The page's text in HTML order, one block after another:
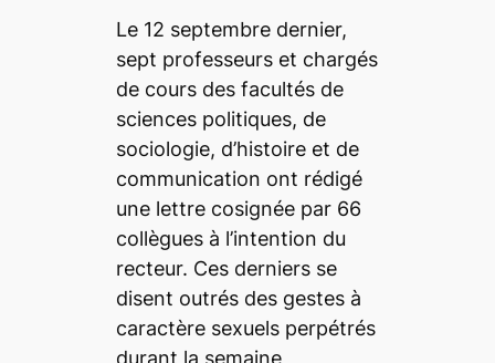
Le 12 septembre dernier,
sept professeurs et chargés
de cours des facultés de
sciences politiques, de
sociologie, d’histoire et de
communication ont rédigé
une lettre cosignée par 66
collègues à l’intention du
recteur. Ces derniers se
disent outrés des gestes à
caractère sexuels perpétrés
durant la semaine